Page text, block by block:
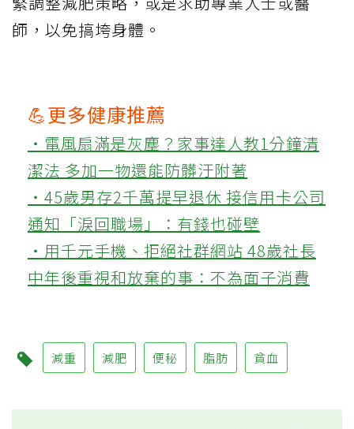
師，以免搞垮身體。
💪更多健康推薦
‧電風扇滿是灰塵？家事達人教1分鐘清
潔法 多加一物還能防髒汙附著
‧45歲男存2千萬提早退休 接信用卡公司
通知「淚回職場」：有錢也碰壁
‧用千元手機、拒絕社群網站 48歲社長
中年後重視和放棄的事：不為面子消費
減重 減肥 便秘 脂肪 貧血